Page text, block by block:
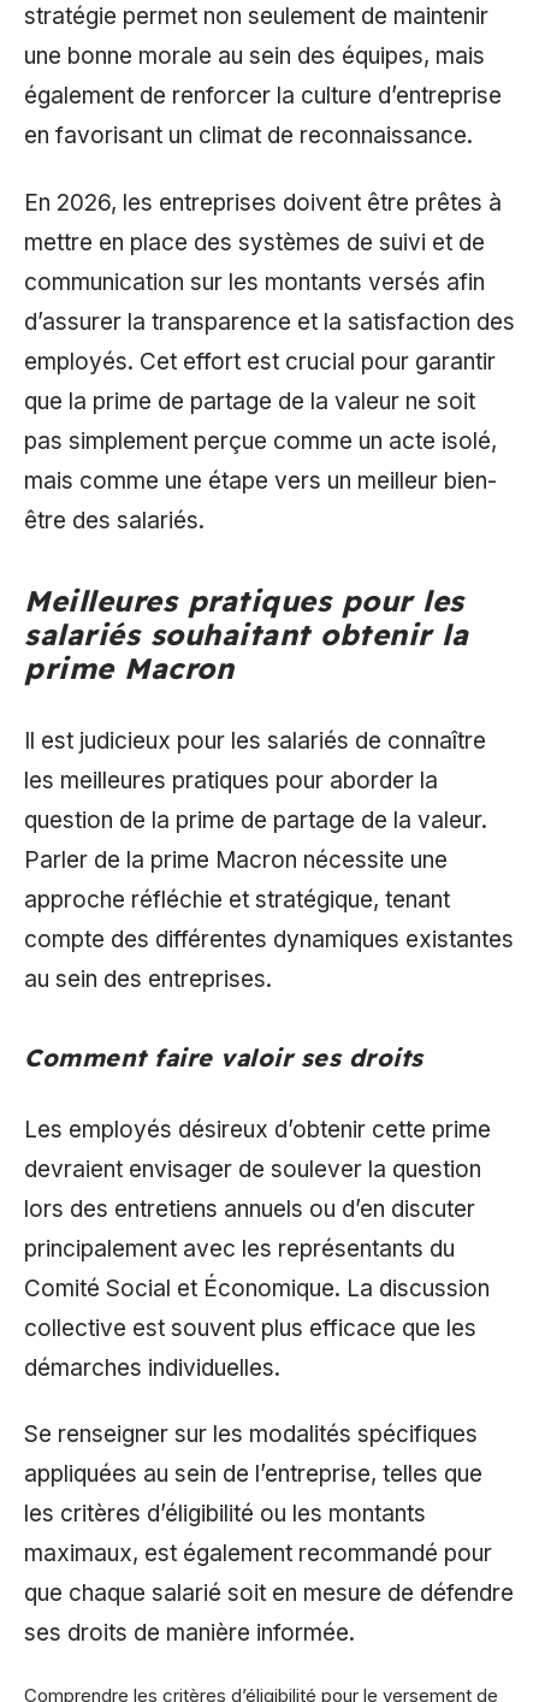
stratégie permet non seulement de maintenir
une bonne morale au sein des équipes, mais
également de renforcer la culture d’entreprise
en favorisant un climat de reconnaissance.
En 2026, les entreprises doivent être prêtes à
mettre en place des systèmes de suivi et de
communication sur les montants versés afin
d’assurer la transparence et la satisfaction des
employés. Cet effort est crucial pour garantir
que la prime de partage de la valeur ne soit
pas simplement perçue comme un acte isolé,
mais comme une étape vers un meilleur bien-
être des salariés.
Meilleures pratiques pour les
salariés souhaitant obtenir la
prime Macron
Il est judicieux pour les salariés de connaître
les meilleures pratiques pour aborder la
question de la prime de partage de la valeur.
Parler de la prime Macron nécessite une
approche réfléchie et stratégique, tenant
compte des différentes dynamiques existantes
au sein des entreprises.
Comment faire valoir ses droits
Les employés désireux d’obtenir cette prime
devraient envisager de soulever la question
lors des entretiens annuels ou d’en discuter
principalement avec les représentants du
Comité Social et Économique. La discussion
collective est souvent plus efficace que les
démarches individuelles.
Se renseigner sur les modalités spécifiques
appliquées au sein de l’entreprise, telles que
les critères d’éligibilité ou les montants
maximaux, est également recommandé pour
que chaque salarié soit en mesure de défendre
ses droits de manière informée.
Comprendre les critères d’éligibilité pour le versement de